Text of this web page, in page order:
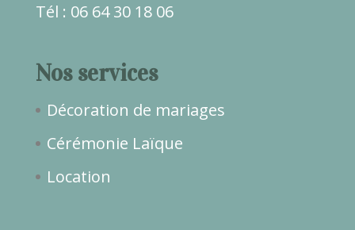
Tél : 06 64 30 18 06
Nos services
Décoration de mariages
Cérémonie Laïque
Location